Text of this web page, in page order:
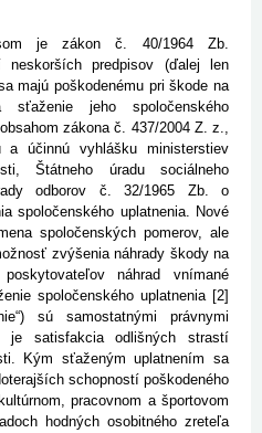
je zákon č. 40/1964 Zb.
predpisov (ďalej len
majú poškodenému pri škode na
jeho spoločenského
zákona č. 437/2004 Z. z.,
a účinnú vyhlášku ministerstiev
Štátneho úradu sociálneho
odborov č. 32/1965 Zb. o
spoločenského uplatnenia. Nové
spoločenských pomerov, ale
zvýšenia náhrady škody na
náhrad vnímané
spoločenského uplatnenia [2]
sú samostatnými právnymi
je satisfakcia odlišných strastí
Kým sťaženým uplatnením sa
schopností poškodeného
pracovnom a športovom
hodných osobitného zreteľa